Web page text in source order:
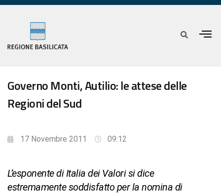
Governo Monti, Autilio: le attese delle
Regioni del Sud
17 Novembre 2011 09:12
L’esponente di Italia dei Valori si dice
estremamente soddisfatto per la nomina di